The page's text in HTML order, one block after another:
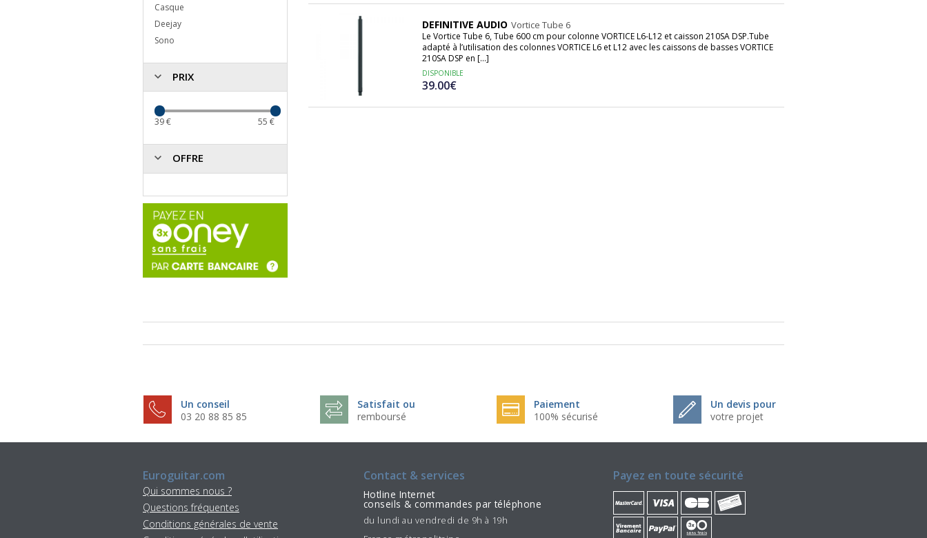
Casque
Deejay
Sono
PRIX
39€ 55 €
OFFRE
DEFINITIVE AUDIO Vortice Tube 6
Le Vortice Tube 6, Tube 600 cm pour colonne VORTICE L6-L12 et caisson 210SA DSP.Tube
adapté à l’utilisation des colonnes VORTICE L6 et L12 avec les caissons de basses VORTICE
210SA DSP en [...]
DISPONIBLE
39.00€
Un conseil
03 20 88 85 85
Satisfait ou
remboursé
Paiement
100% sécurisé
Un devis pour
votre projet
Euroguitar.com
Qui sommes nous ?
Questions fréquentes
Conditions générales de vente
Contact & services
Hotline Internet
conseils & commandes par téléphone
du lundi au vendredi de 9h à 19h
Payez en toute sécurité